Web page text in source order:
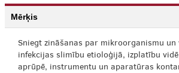
Mērķis
Sniegt zināšanas par mikroorganismu un
infekcijas slimību etioloģijā, izplatību
aprūpē, instrumentu un aparatūras